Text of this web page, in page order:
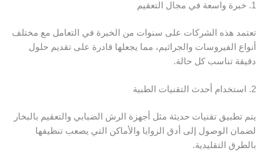
1. خبرة واسعة في مجال التعقيم
تعتمد هذه الشركات على سنوات من الخبرة في التعامل مع مختلف
أنواع الفيروسات والجراثيم، مما يجعلها قادرة على تقديم حلول
دقيقة تناسب كل حالة.
2. استخدام أحدث التقنيات الطبية
يتم تطبيق تقنيات حديثة مثل أجهزة الرش الضبابي والتعقيم بالبخار
لضمان الوصول إلى أدق الزوايا والأماكن التي يصعب تنظيفها
بالطرق التقليدية.